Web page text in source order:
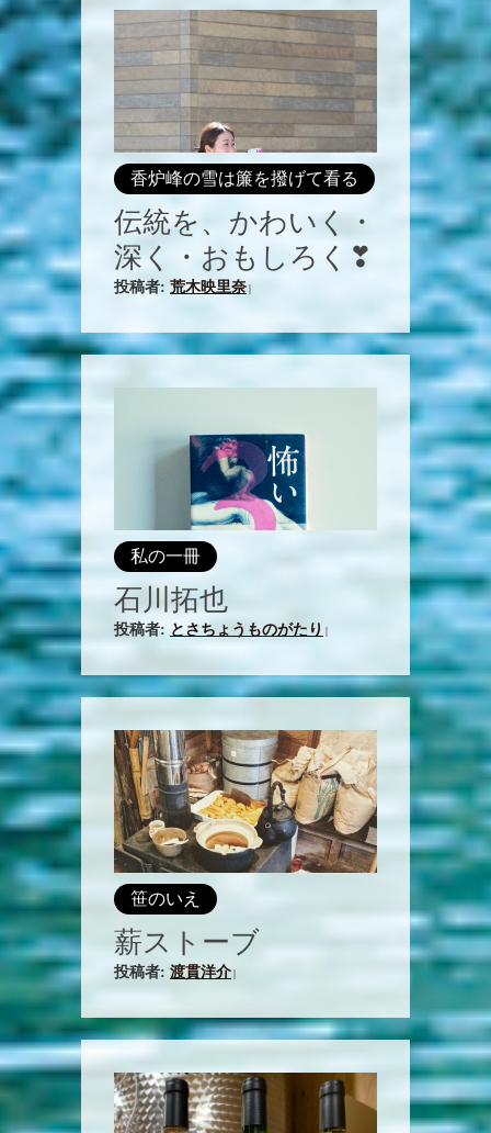
香炉峰の雪は簾を撥げて看る
伝統を、かわいく・
深く・おもしろく❣
投稿者: 荒木映里奈
私の一冊
石川拓也
投稿者: とさちょうものがたり
笹のいえ
薪ストーブ
投稿者: 渡貫洋介